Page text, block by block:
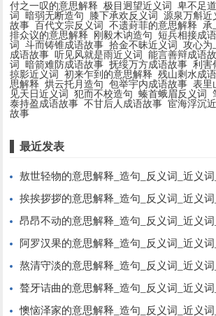
付之一叹的意思解释 极目迥望近义词 卑不足
词
暗弱无断造句 膝下承欢反义词 源泉万斛近
故事 百代文宗反义词 不遗葑菲的意思解释 承
排众议的意思解释
刚毅木讷造句 短兵相接成
词
斗而铸锥成语故事 拾金不昧近义词 攻心为
成语故事 听见风就是雨近义词 能言善辩成语
词
暗箭难防成语故事 抚绥万方成语故事 利害
掠影近义词
初来乍到的意思解释 残山剩水成
思解释
烘云托月造句 包举宇内成语故事 表里
见天日近义词
犯而不校造句 螓首蛾眉反义词
泰持盈成语故事 不甘后人成语故事 宦海浮沉
故事
最近发表
敖世轻物的意思解释_造句_反义词_近义
挨挨拶拶的意思解释_造句_反义词_近义
昂昂不动的意思解释_造句_反义词_近义
阿罗汉果的意思解释_造句_反义词_近义
熬清守淡的意思解释_造句_反义词_近义
聱牙诘曲的意思解释_造句_反义词_近义
懊恼泽家的意思解释_造句_反义词_近义